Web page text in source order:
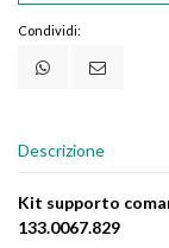
Condividi:
Descrizione
Kit supporto
133.0067.829